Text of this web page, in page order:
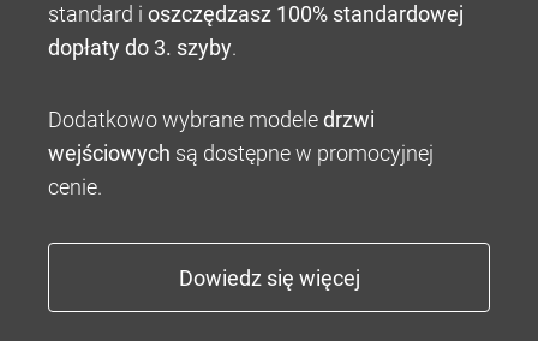
standard i oszczędzasz 100% standardowej
dopłaty do 3. szyby.
Dodatkowo wybrane modeledrzwi
wejściowych są dostępne w promocyjnej
cenie.